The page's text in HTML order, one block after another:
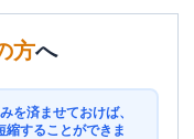
方へ
を済ませておけば、
縮することができま